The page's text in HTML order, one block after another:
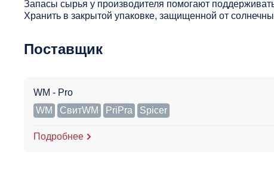
Запасы сырья у производителя помогают
Хранить в закрытой упаковке, защищенной от
Поставщик
WM - Pro
WM
СвитWM PriPra Spicer
Подробнее